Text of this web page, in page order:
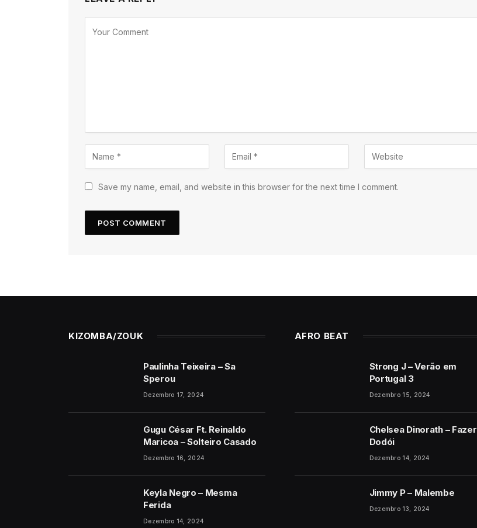
Save my name, email, and website in this browser for the next time I comment.
KIZOMBA/ZOUK
Paulinha Teixeira – Sa
Sperou
Dezembro 17, 2024
Gugu César Ft. Reinaldo
Maricoa – Solteiro Casado
Dezembro 16, 2024
Keyla Negro – Mesma
Ferida
Dezembro 14, 2024
AFRO BEAT
Strong J – Verão em
Portugal 3
Dezembro 15, 2024
Chelsea Dinorath – Fazer
Dodói
Dezembro 14, 2024
Jimmy P – Malembe
Dezembro 13, 2024